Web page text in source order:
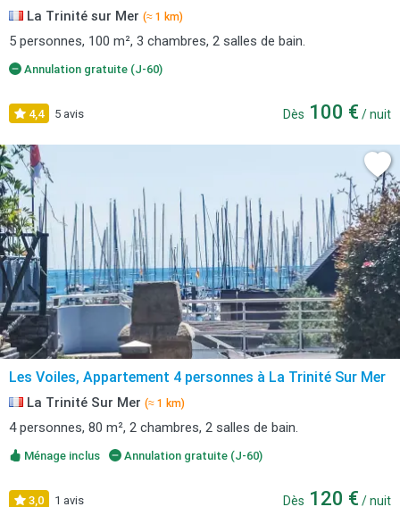
La Trinité sur Mer (≈ 1 km)
5 personnes, 100 m², 3 chambres, 2 salles de bain.
Annulation gratuite (J-60)
4,4 5 avis Dès 100 € / nuit
Les Voiles, Appartement 4 personnes à La Trinité Sur Mer
La Trinité Sur Mer (≈ 1 km)
4 personnes, 80 m², 2 chambres, 2 salles de bain.
Ménage inclus Annulation gratuite (J-60)
3,0 1 avis Dès 120 € / nuit